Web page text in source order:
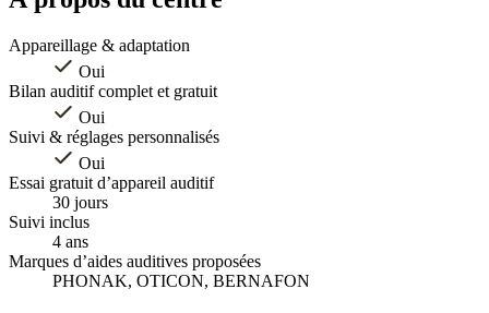
Appareillage & adaptation
Oui
Bilan auditif complet et gratuit
Oui
Suivi & réglages personnalisés
Oui
Essai gratuit d’appareil auditif
30 jours
Suivi inclus
4 ans
Marques d’aides auditives proposées
PHONAK, OTICON, BERNAFON